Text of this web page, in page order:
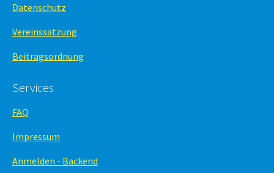
Datenschutz
Vereinssatzung
Beitragsordnung
Services
FAQ
Impressum
Anmelden - Backend